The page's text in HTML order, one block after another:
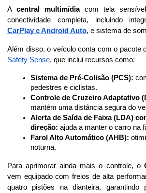
A central multimídia com tela
conectividade completa, incluindo
CarPlay e Android Auto, e sistema de
Além disso, o veículo conta com o pacote
Safety Sense, que inclui recursos como:
Sistema de Pré-Colisão (PCS):
pedestres e ciclistas.
Controle de Cruzeiro Adaptativo
mantém uma distância segura do
Alerta de Saída de Faixa (LDA)
direção: ajuda a manter o carro na
Farol Alto Automático (AHB):
noturna.
Para aprimorar ainda mais o controle, o
vem equipado com freios de alta
quatro pistões na dianteira, garantindo